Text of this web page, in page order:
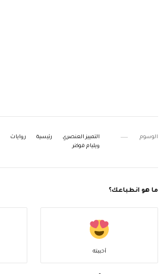
الوسوم التمييز العنصري رئيسية روايات
ويليام فوكنر
ما هو انطباعك؟
أحببته